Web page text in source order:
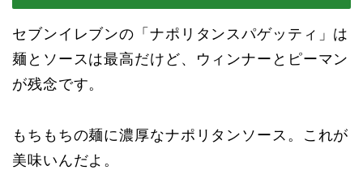
セブンイレブンの「ナポリタンスパゲッティ」は
麺とソースは最高だけど、ウィンナーとピーマン
が残念です。
もちもちの麺に濃厚なナポリタンソース。これが
美味いんだよ。